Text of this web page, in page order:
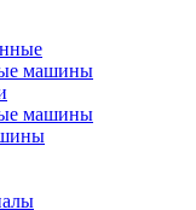
машины
машины